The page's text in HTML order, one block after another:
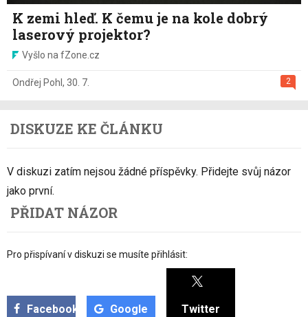
K zemi hleď. K čemu je na kole dobrý
laserový projektor?
Vyšlo na fZone.cz
2
Ondřej Pohl , 30. 7.
DISKUZE KE ČLÁNKU
V diskuzi zatím nejsou žádné příspěvky. Přidejte svůj názor
jako první.
PŘIDAT NÁZOR
Pro přispívaní v diskuzi se musíte přihlásit:
Facebook Google Twitter